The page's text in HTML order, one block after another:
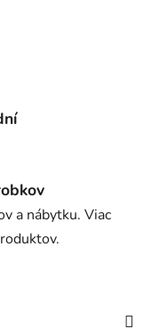
a nábytku. Viac